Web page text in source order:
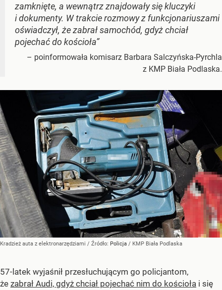
zamknięte, a wewnątrz znajdowały się kluczyki
i dokumenty. W trakcie rozmowy z funkcjonariuszami
oświadczył, że zabrał samochód, gdyż chciał
pojechać do kościoła”
– poinformowała komisarz Barbara Salczyńska-Pyrchla
z KMP Biała Podlaska.
Kradzież auta z elektronarzędziami / Źródło: Policja / KMP Biała Podlaska
57-latek wyjaśnił przesłuchującym go policjantom,
że zabrał Audi, gdyż chciał pojechać nim do kościoła i się